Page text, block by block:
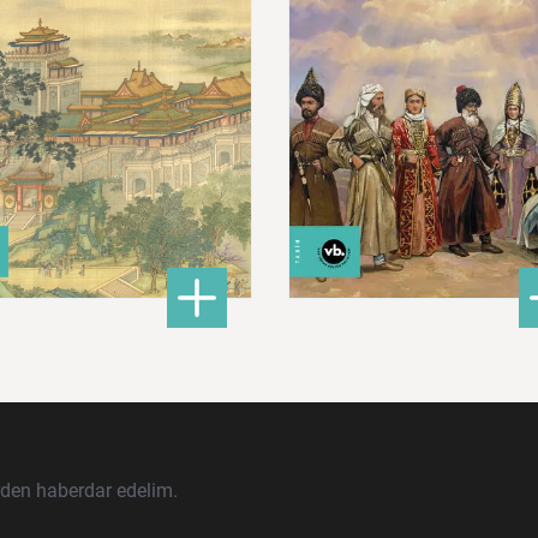
İslam Fethinden Timur’a Mezopotamya, Iran Ve Türkistan
680,00 ₺
DETAYLI BİLGİ: Çin: Tarih, Kültür ve Medeniyet
620,00 ₺
DETAYLI BİLGİ:
haberdar edelim.